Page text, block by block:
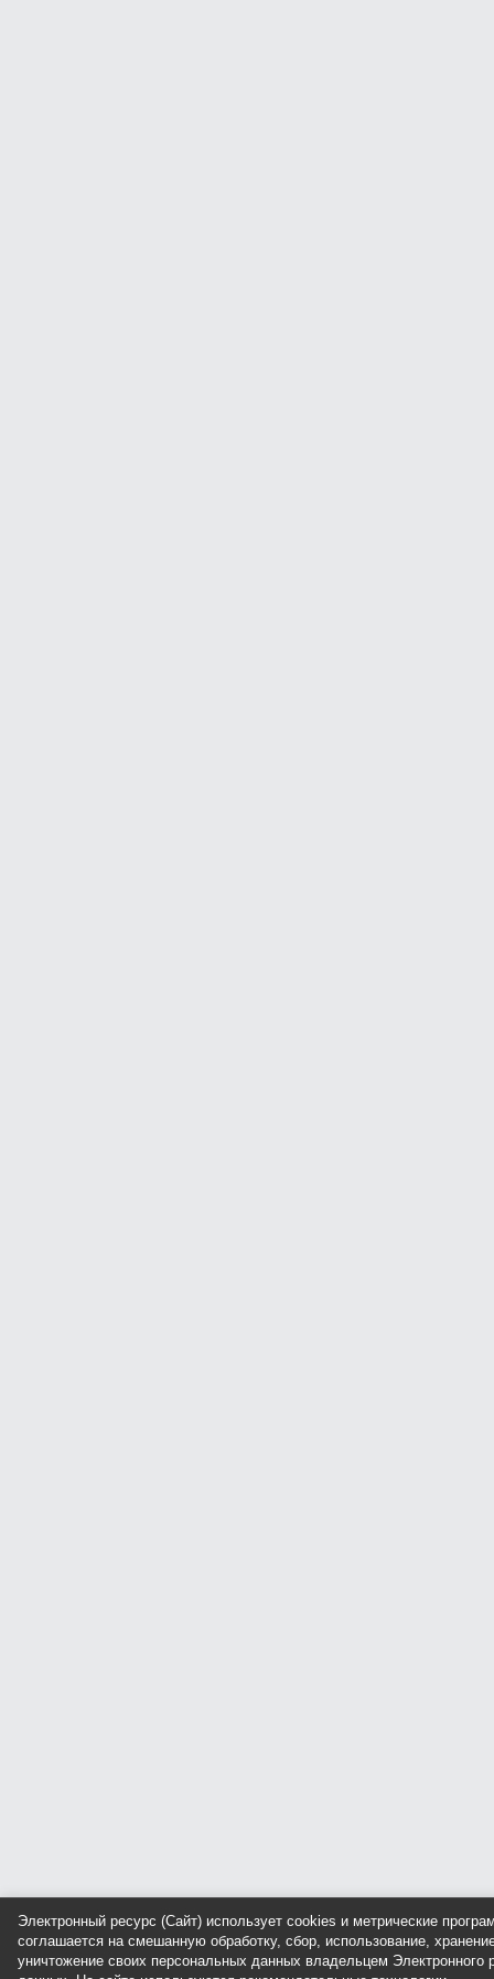
Электронный ресурс (Сайт) использует cookies и метрические
соглашается на смешанную обработку, сбор, использование,
уничтожение своих персональных данных владельцем Электронного